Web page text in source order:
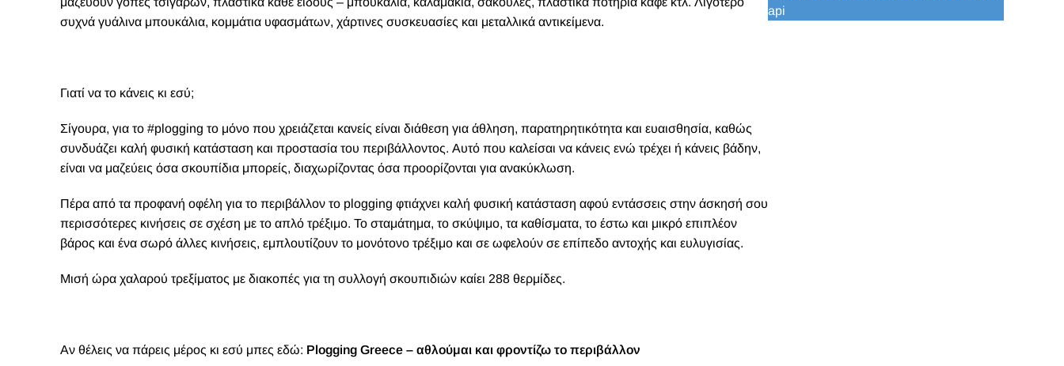
συχνά γυάλινα μπουκάλια, κομμάτια υφασμάτων, χάρτινες συσκευασίες και μεταλλικά αντικείμενα.
Γιατί να το κάνεις κι εσύ;
Σίγουρα, για το #plogging το μόνο που χρειάζεται κανείς είναι διάθεση για άθληση, παρατηρητικότητα και ευαισθησία, καθώς
συνδυάζει καλή φυσική κατάσταση και προστασία του περιβάλλοντος. Αυτό που καλείσαι να κάνεις ενώ τρέχει ή κάνεις βάδην,
είναι να μαζεύεις όσα σκουπίδια μπορείς, διαχωρίζοντας όσα προορίζονται για ανακύκλωση.
Πέρα από τα προφανή οφέλη για το περιβάλλον το plogging φτιάχνει καλή φυσική κατάσταση αφού εντάσσεις στην άσκησή σου
περισσότερες κινήσεις σε σχέση με το απλό τρέξιμο. Το σταμάτημα, το σκύψιμο, τα καθίσματα, το έστω και μικρό επιπλέον
βάρος και ένα σωρό άλλες κινήσεις, εμπλουτίζουν το μονότονο τρέξιμο και σε ωφελούν σε επίπεδο αντοχής και ευλυγισίας.
Μισή ώρα χαλαρού τρεξίματος με διακοπές για τη συλλογή σκουπιδιών καίει 288 θερμίδες.
Αν θέλεις να πάρεις μέρος κι εσύ μπες εδώ: Plogging Greece – αθλούμαι και φροντίζω το περιβάλλον
api